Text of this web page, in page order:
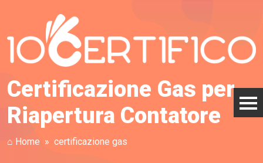
Certificazione Gas per
Riapertura Contatore
⌂ Home certificazione gas